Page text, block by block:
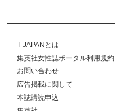
T JAPANとは
集英社女性誌ポータル利用規約
お問い合わせ
広告掲載に関して
本誌購読申込